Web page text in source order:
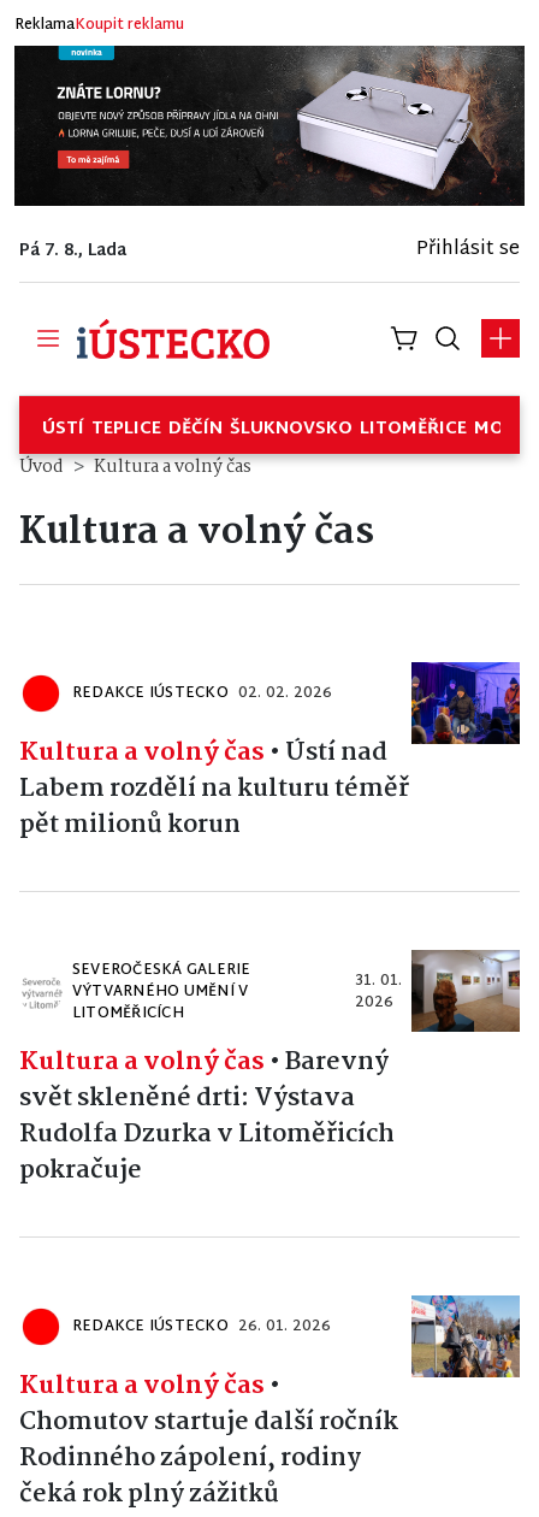
ReklamaKoupit reklamu
Pá 7. 8., Lada Přihlásit se
ÚSTÍ TEPLICE DĚČÍN ŠLUKNOVSKO LITOMĚŘICE
Úvod Kultura a volný čas
Kultura a volný čas
REDAKCE IÚSTECKO 02. 02. 2026
Kultura a volný čas • Ústí nad
Labem rozdělí na kulturu téměř
pět milionů korun
SEVEROČESKÁ GALERIE
VÝTVARNÉHO UMĚNÍ V
LITOMĚŘICÍCH
31. 01.
2026
Kultura a volný čas •Barevný
svět skleněné drti: Výstava
Rudolfa Dzurka v Litoměřicích
pokračuje
REDAKCE IÚSTECKO 26. 01. 2026
Kultura a volný čas •
Chomutov startuje další ročník
Rodinného zápolení, rodiny
čeká rok plný zážitků